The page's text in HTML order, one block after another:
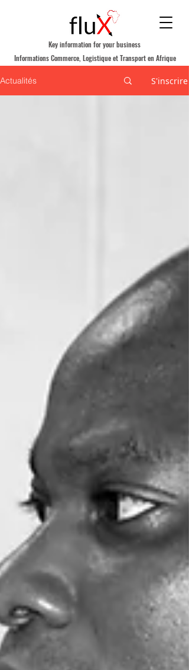
Informations Commerce, Logistique et Transport en Afrique
Key information for your business
Actualités S'inscrire